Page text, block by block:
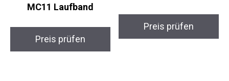
MC11 Laufband
Preis prüfen
Preis prüfen